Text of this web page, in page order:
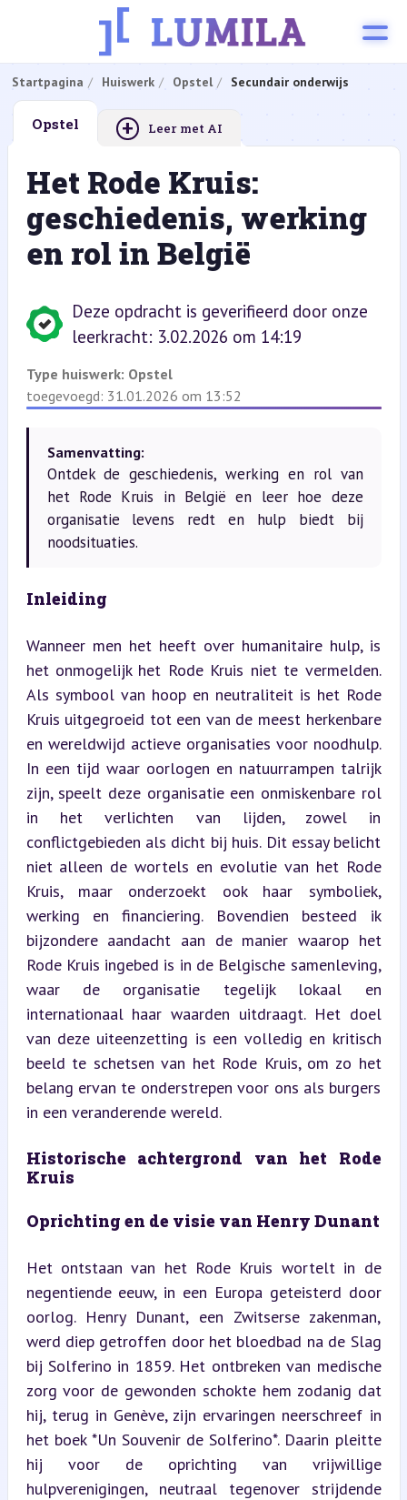
Startpagina Huiswerk Opstel Secundair onderwijs
Opstel + Leer met AI
Het Rode Kruis:
geschiedenis, werking
en rol in België
Deze opdracht is geverifieerd door onze
leerkracht: 3.02.2026 om 14:19
Type huiswerk: Opstel
toegevoegd: 31.01.2026 om 13:52
Samenvatting:
Ontdek de geschiedenis, werking en rol van
het Rode Kruis in België en leer hoe deze
organisatie levens redt en hulp biedt bij
noodsituaties.
Inleiding
Wanneer men het heeft over humanitaire hulp, is
het onmogelijk het Rode Kruis niet te vermelden.
Als symbool van hoop en neutraliteit is het Rode
Kruis uitgegroeid tot een van de meest herkenbare
en wereldwijd actieve organisaties voor noodhulp.
In een tijd waar oorlogen en natuurrampen talrijk
zijn, speelt deze organisatie een onmiskenbare rol
in het verlichten van lijden, zowel in
conflictgebieden als dicht bij huis. Dit essay belicht
niet alleen de wortels en evolutie van het Rode
Kruis, maar onderzoekt ook haar symboliek,
werking en financiering. Bovendien besteed ik
bijzondere aandacht aan de manier waarop het
Rode Kruis ingebed is in de Belgische samenleving,
waar de organisatie tegelijk lokaal en
internationaal haar waarden uitdraagt. Het doel
van deze uiteenzetting is een volledig en kritisch
beeld te schetsen van het Rode Kruis, om zo het
belang ervan te onderstrepen voor ons als burgers
in een veranderende wereld.
Historische achtergrond van het Rode
Kruis
Oprichting en de visie van Henry Dunant
Het ontstaan van het Rode Kruis wortelt in de
negentiende eeuw, in een Europa geteisterd door
oorlog. Henry Dunant, een Zwitserse zakenman,
werd diep getroffen door het bloedbad na de Slag
bij Solferino in 1859. Het ontbreken van medische
zorg voor de gewonden schokte hem zodanig dat
hij, terug in Genève, zijn ervaringen neerschreef in
het boek *Un Souvenir de Solferino*. Daarin pleitte
hij voor de oprichting van vrijwillige
hulpverenigingen, neutraal tegenover strijdende